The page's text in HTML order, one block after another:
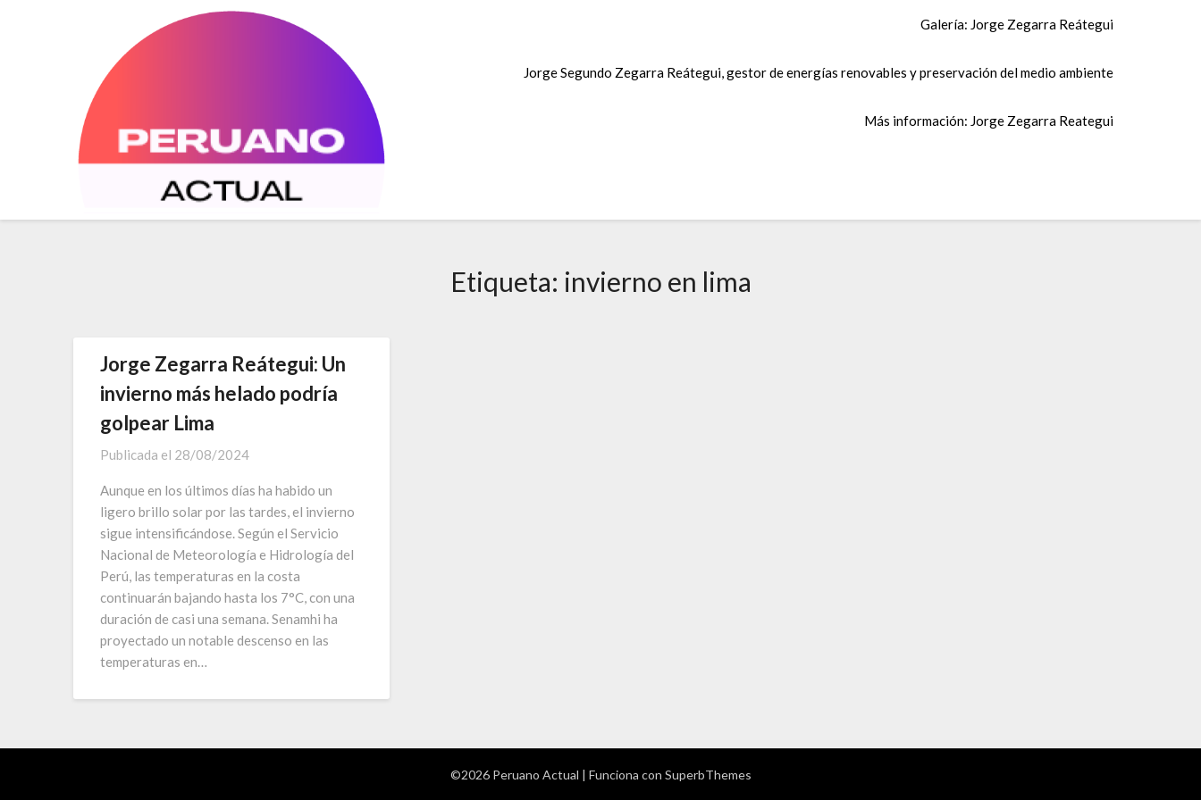
Galería: Jorge Zegarra Reátegui
Jorge Segundo Zegarra Reátegui, gestor de energías renovables y preservación del medio ambiente
Más información: Jorge Zegarra Reategui
Etiqueta: invierno en lima
Jorge Zegarra Reátegui: Un
invierno más helado podría
golpear Lima
Publicada el 28/08/2024
Aunque en los últimos días ha habido un
ligero brillo solar por las tardes, el invierno
sigue intensificándose. Según el Servicio
Nacional de Meteorología e Hidrología del
Perú, las temperaturas en la costa
continuarán bajando hasta los 7°C, con una
duración de casi una semana. Senamhi ha
proyectado un notable descenso en las
temperaturas en…
©2026 Peruano Actual | Funciona con SuperbThemes